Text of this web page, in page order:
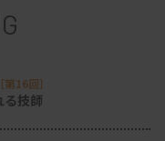
16回］
る技師